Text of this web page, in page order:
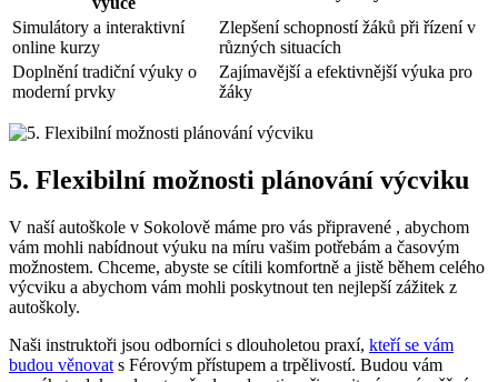
Simulátory a interaktivní
online kurzy
Zlepšení schopností žáků při řízení v
různých situacích
Doplnění tradiční výuky o
moderní prvky
Zajímavější a efektivnější výuka pro
žáky
5. Flexibilní možnosti plánování výcviku
V naší autoškole v Sokolově máme pro vás připravené , abychom
vám mohli nabídnout výuku na míru vašim potřebám a časovým
možnostem. Chceme, abyste se cítili komfortně a jistě během celého
výcviku a abychom vám mohli poskytnout ten nejlepší zážitek z
autoškoly.
Naši instruktoři jsou odborníci s dlouholetou praxí, kteří se vám
budou věnovat s Férovým přístupem a trpělivostí. Budou vám